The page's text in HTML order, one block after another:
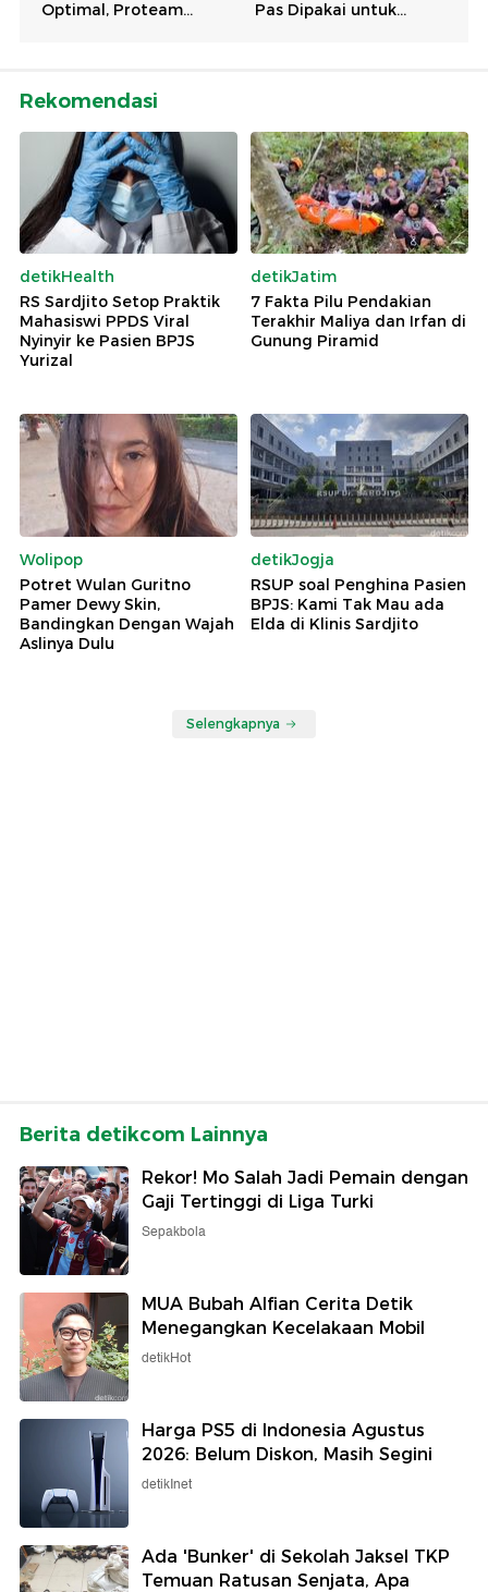
Rekomendasi
detikHealth
RS Sardjito Setop Praktik
Mahasiswi PPDS Viral
Nyinyir ke Pasien BPJS
Yurizal
detikJatim
7 Fakta Pilu Pendakian
Terakhir Maliya dan Irfan di
Gunung Piramid
Wolipop
Potret Wulan Guritno
Pamer Dewy Skin,
Bandingkan Dengan Wajah
Aslinya Dulu
detikJogja
RSUP soal Penghina Pasien
BPJS: Kami Tak Mau ada
Elda di Klinis Sardjito
Selengkapnya
Berita detikcom Lainnya
Rekor! Mo Salah Jadi Pemain dengan
Gaji Tertinggi di Liga Turki
Sepakbola
MUA Bubah Alfian Cerita Detik
Menegangkan Kecelakaan Mobil
detikHot
Harga PS5 di Indonesia Agustus
2026: Belum Diskon, Masih Segini
detikInet
Ada 'Bunker' di Sekolah Jaksel TKP
Temuan Ratusan Senjata, Apa